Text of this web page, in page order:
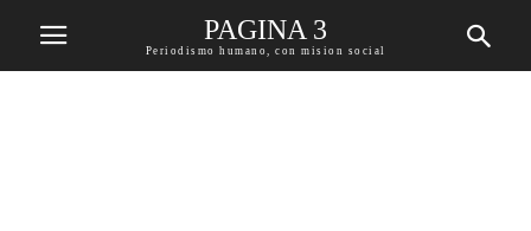
PAGINA 3
Periodismo humano, con mision social